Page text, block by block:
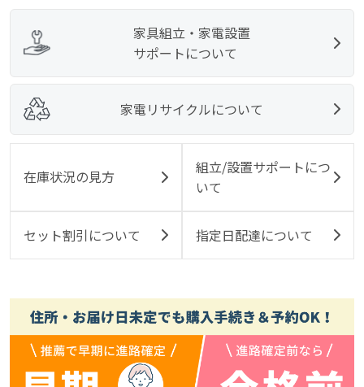
家具組立・家電設置
サポートについて
家電リサイクルについて
在庫状況の見方
組立/設置サポートにつ
いて
セット割引について 指定日配達について